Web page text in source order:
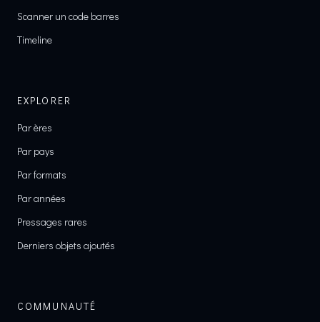
Scanner un code barres
Timeline
EXPLORER
Par ères
Par pays
Par formats
Par années
Pressages rares
Derniers objets ajoutés
COMMUNAUTÉ